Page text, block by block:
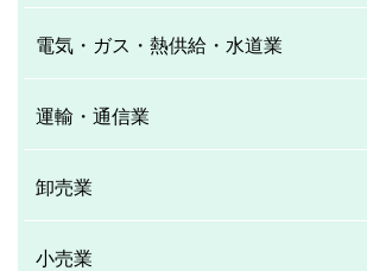
電気・ガス・熱供給・水道業
運輸・通信業
卸売業
小売業